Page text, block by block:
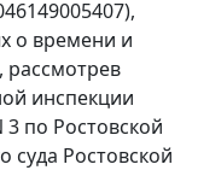
о времени и
рассмотрев
инспекции
по Ростовской
суда Ростовской